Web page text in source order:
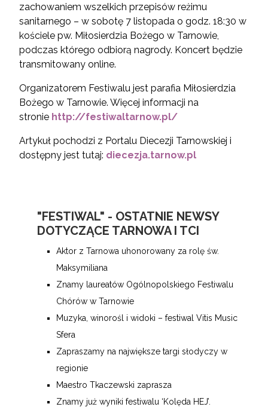
zachowaniem wszelkich przepisów reżimu
sanitarnego – w sobotę 7 listopada o godz. 18:30 w
kościele pw. Miłosierdzia Bożego w Tarnowie,
podczas którego odbiorą nagrody. Koncert będzie
transmitowany online.
Organizatorem Festiwalu jest parafia Miłosierdzia
Bożego w Tarnowie. Więcej informacji na
stronie http://festiwaltarnow.pl/
Artykuł pochodzi z Portalu Diecezji Tarnowskiej i
dostępny jest tutaj: diecezja.tarnow.pl
"FESTIWAL" - OSTATNIE NEWSY
DOTYCZĄCE TARNOWA I TCI
Aktor z Tarnowa uhonorowany za rolę św.
Maksymiliana
Znamy laureatów Ogólnopolskiego Festiwalu
Chórów w Tarnowie
Muzyka, winorośl i widoki – festiwal Vitis Music
Sfera
Zapraszamy na największe targi słodyczy w
regionie
Maestro Tkaczewski zaprasza
Znamy już wyniki festiwalu ‘Kolęda HEJ’.